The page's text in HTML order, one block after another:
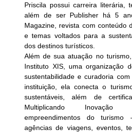
Priscila possui carreira literária,
além de ser Publisher há 5
Magazine, revista com conteúdo
e temas voltados para a
dos destinos turísticos.
Além de sua atuação no
Instituto XIS, uma organização
sustentabilidade e curadoria
instituição, ela conecta o
sustentáveis, além de
Multiplicando Inovação
empreendimentos do turismo
agências de viagens, eventos,